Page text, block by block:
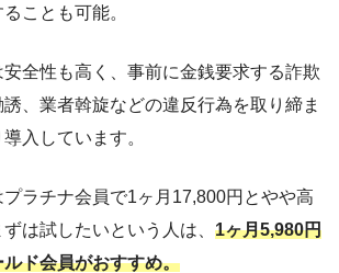
ことも可能。
安全性も高く、事前に金銭要求する詐欺
、業者斡旋などの違反行為を取り締ま
入しています。
ラチナ会員で1ヶ月17,800円とやや高
は試したいという人は、 1ヶ月5,980円
ド会員がおすすめ。